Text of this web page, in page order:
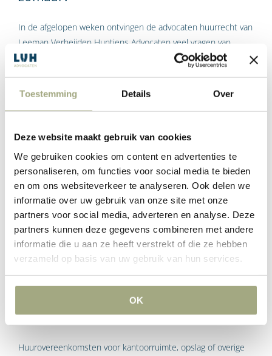
Toestemming Details Over
Deze website maakt gebruik van cookies
We gebruiken cookies om content en advertenties te
personaliseren, om functies voor social media te bieden
en om ons websiteverkeer te analyseren. Ook delen we
informatie over uw gebruik van onze site met onze
partners voor social media, adverteren en analyse. Deze
partners kunnen deze gegevens combineren met andere
informatie die u aan ze heeft verstrekt of die ze hebben
verzameld op basis van uw gebruik van hun services.
OK
In de afgelopen weken ontvingen de advocaten huurrecht van
Leeman Verheijden Huntjens Advocaten veel vragen van
zowel huurders als verhuurders van bedrijfsruimte over de
bijzondere tijden. Huurkosten zijn een van de grootste
zij (tijdelijk) geen of minder huur mogen betalen.
Label:Yvonne Hilderink
Lees Meer
Hoe werkt ontruimingsbescherming
voor een huurder bij de huur van
kantoorruimte (en overige
bedrijfsruimte in de zin van artikel
7:230a BW)?
Huurovereenkomsten voor kantoorruimte, opslag of overige